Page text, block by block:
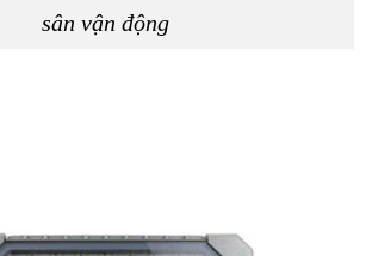
sân vận động